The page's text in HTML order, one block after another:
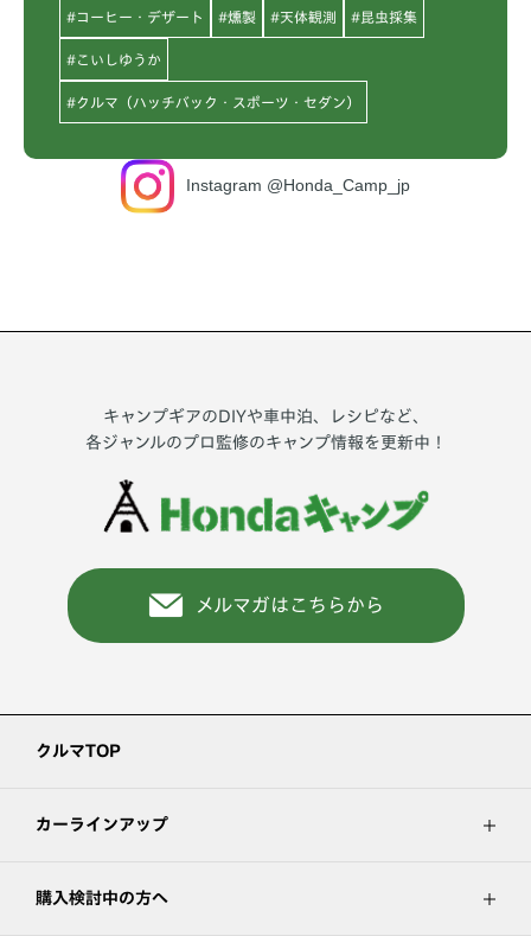
#コーヒー・デザート #燻製 #天体観測 #昆虫採集
#こいしゆうか
#クルマ（ハッチバック・スポーツ・セダン）
Instagram @Honda_Camp_jp
キャンプギアのDIYや車中泊、レシピなど、
各ジャンルのプロ監修のキャンプ情報を更新中！
メルマガはこちらから
クルマTOP
カーラインアップ
購入検討中の方へ